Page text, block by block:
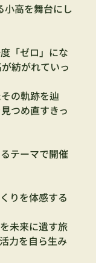
小高を舞台にし
「ゼロ」にな
紡がれていっ
の軌跡を辿
つめ直すきっ
テーマで開催
りを体感する
未来に遺す旅
力を自ら生み